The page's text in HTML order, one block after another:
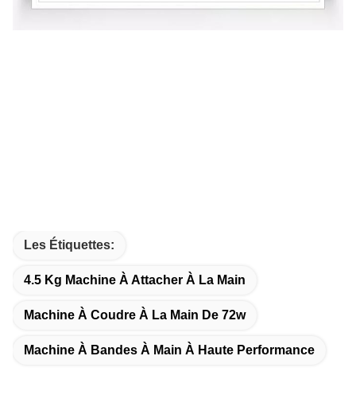
Les Étiquettes:
4.5 Kg Machine À Attacher À La Main
Machine À Coudre À La Main De 72w
Machine À Bandes À Main À Haute Performance